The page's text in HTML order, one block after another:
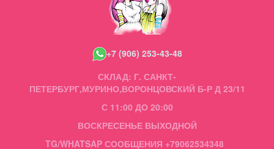
+7 (906) 253-43-48
СКЛАД: Г. САНКТ-
ПЕТЕРБУРГ,МУРИНО,ВОРОНЦОВСКИЙ Б-Р Д 23/11
С 11:00 ДО 20:00
ВОСКРЕСЕНЬЕ ВЫХОДНОЙ
TG/WHATSAP СООБЩЕНИЯ +79062534348